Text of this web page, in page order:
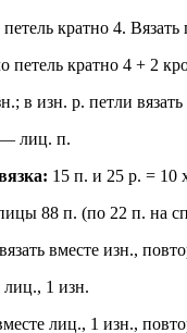
петель кратно 4.
петель кратно 4 + 2
в изн. р. петли вязать
лиц. п.
15 п. и 25 р. = 10
88 п. (по 22 п. на
вместе изн.,
1 изн.
лиц., 1 изн.,